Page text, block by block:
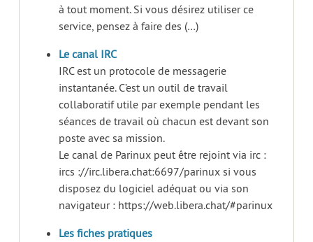
à tout moment. Si vous désirez utiliser ce
service, pensez à faire des (…)
Le canal IRC
IRC est un protocole de messagerie
instantanée. C’est un outil de travail
collaboratif utile par exemple pendant les
séances de travail où chacun est devant son
poste avec sa mission.
Le canal de Parinux peut être rejoint via irc :
ircs ://irc.libera.chat:6697/parinux si vous
disposez du logiciel adéquat ou via son
navigateur : https://web.libera.chat/#parinux
Les fiches pratiques